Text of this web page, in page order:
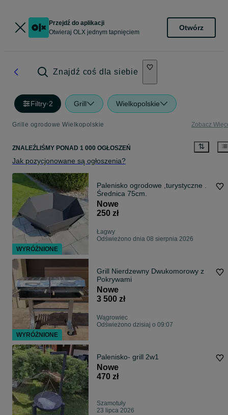
Przejdź do aplikacji
Otwieraj OLX jednym tapnięciem
Otwórz
Znajdź coś dla siebie
Filtry·2 Grill Wielkopolskie
Grille ogrodowe Wielkopolskie Zobacz
ZNALEŹLIŚMY PONAD 1 000 OGŁOSZEŃ
Jak pozycjonowane są ogłoszenia?
Palenisko ogrodowe ,turystyczne .
Średnica 75cm.
Nowe
250 zł
Łagwy
Odświeżono dnia 08 sierpnia 2026
Grill Nierdzewny Dwukomorowy z
Pokrywami
Nowe
3 500 zł
Wągrowiec
Odświeżono dzisiaj o 09:07
Palenisko- grill 2w1
Nowe
470 zł
Szamotuły
23 lipca 2026
WYRÓŻNIONE
WYRÓŻNIONE